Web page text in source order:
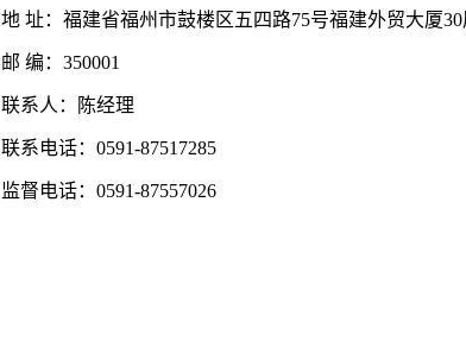
地址：福建省福州市鼓楼区五四路75号福建外贸大厦30
邮 编：350001
联系人：陈经理
联系电话： 0591-87517285
监督电话： 0591-87557026